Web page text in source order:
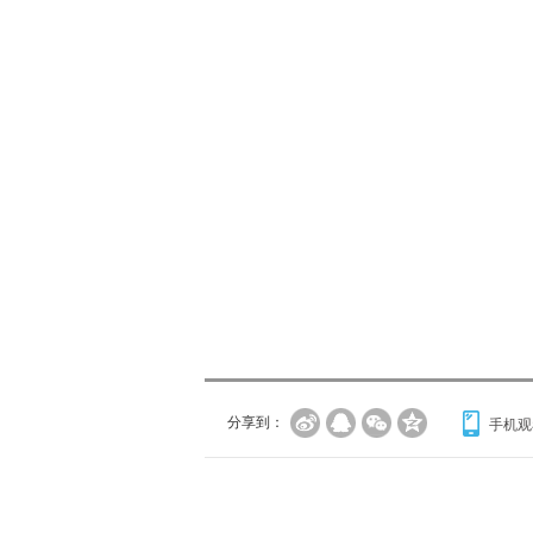
分享到： 手机